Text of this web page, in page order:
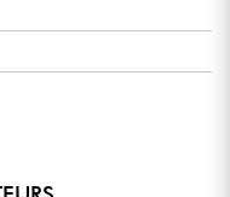
(4-cordes)
(5-cordes)